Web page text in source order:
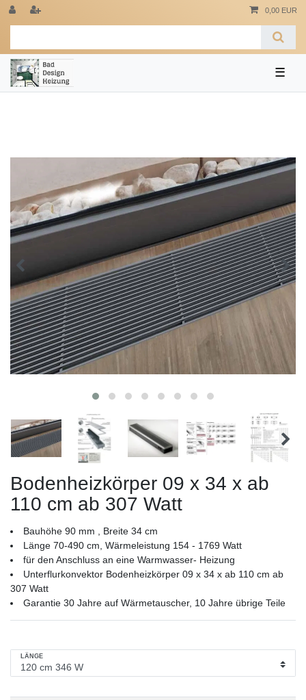
0,00 EUR
☰
Bodenheizkörper 09 x 34 x ab
110 cm ab 307 Watt
Bauhöhe 90 mm , Breite 34 cm
Länge 70-490 cm, Wärmeleistung 154 - 1769 Watt
für den Anschluss an eine Warmwasser- Heizung
Unterflurkonvektor Bodenheizkörper 09 x 34 x ab 110 cm ab
307 Watt
Garantie 30 Jahre auf Wärmetauscher, 10 Jahre übrige Teile
LÄNGE